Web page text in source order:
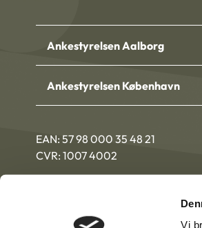
Vi
Ankestyrelsen Aalborg
Ankestyrelsen København
EAN: 57 98 000 35 48 21
CVR: 1007 4002